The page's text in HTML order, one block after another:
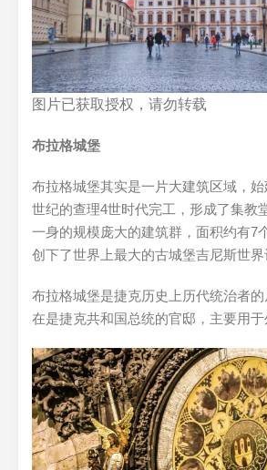
图片已获取授权，请勿转载
布拉格城堡
布拉格城堡其实是一片大建筑区域，
世纪的查理4世时代完工，形成了集教
一身的规模庞大的建筑群，面积约有7
创下了世界上最大的古城堡吉尼斯世界
布拉格城堡是捷克历史上历代统治者
在是捷克共和国总统的官邸，主要用于